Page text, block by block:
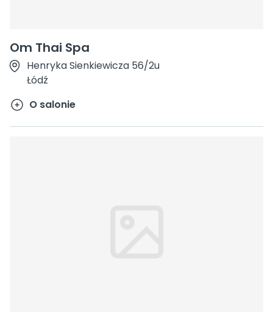
Om Thai Spa
Henryka Sienkiewicza 56/2u
Łódź
O salonie